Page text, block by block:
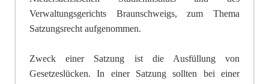
Verwaltungsgerichts Braunschweigs, zum Thema
Satzungsrecht aufgenommen.
Zweck einer Satzung ist die Ausfüllung von
Gesetzeslücken. In einer Satzung sollten bei einer